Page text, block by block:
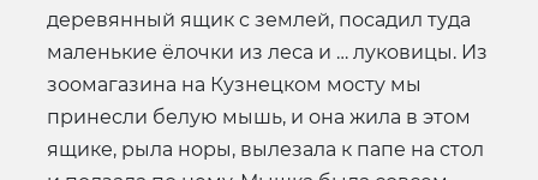
деревянный ящик с землей, посадил туда
маленькие ёлочки из леса и … луковицы. Из
зоомагазина на Кузнецком мосту мы
принесли белую мышь, и она жила в этом
ящике, рыла норы, вылезала к папе на стол